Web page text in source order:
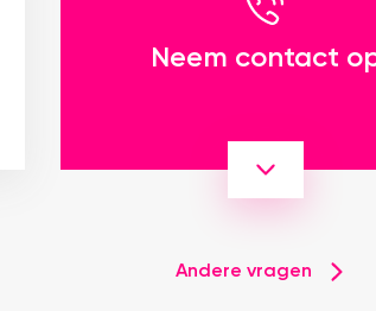
Neem contact
Andere vragen